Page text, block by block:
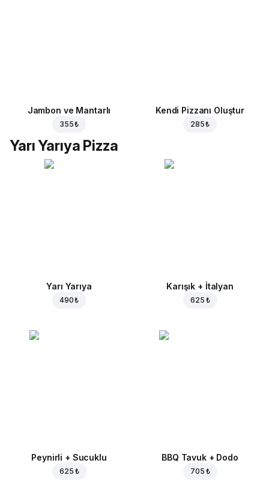
Jambon ve Mantarlı
355 ₺
Kendi Pizzanı Oluştur
285 ₺
Yarı Yarıya Pizza
Yarı Yarıya
490 ₺
Karışık + İtalyan
625 ₺
Peynirli + Sucuklu
625 ₺
BBQ Tavuk + Dodo
705 ₺